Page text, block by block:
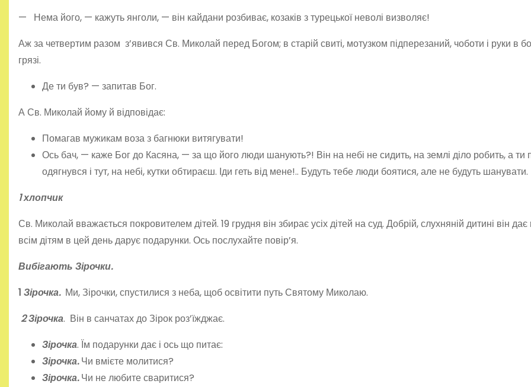
— Нема його, — кажуть янголи, — він кайдани розбиває, ко­заків з турецької неволі визволяє!
Аж за четвертим разом з’явився Св. Миколай перед Богом; в старій свиті, мотузком підперезаний, чоботи і руки в
грязі.
Де ти був? — запитав Бог.
А Св. Миколай йому й відпові­дає:
Помагав мужикам воза з багнюки витягувати!
Ось бач, — каже Бог до Касяна, — за що його люди шану­ють?! Він на небі не сидить, на землі діло робить, а ти
одягнувся і тут, на небі, кутки обтираєш. Іди геть від мене!.. Будуть тебе люди боятися, але не будуть шанувати.
1 хлопчик
Св. Миколай вважається покровителем дітей. 19 грудня він збирає усіх дітей на суд. Добрій, слухняній дитині він дає
всім дітям в цей день дарує подарунки. Ось по­слухайте повір’я.
Вибігають Зірочки.
1 Зірочка.Ми, Зірочки, спустилися з неба, щоб освітити путь Святому Миколаю.
2 Зірочка. Він в санчатах до Зірок роз’їжджає.
Зірочка. Їм подарунки дає і ось що питає:
Зірочка.Чи вмієте молитися?
Зірочка.Чи не любите сваритися?